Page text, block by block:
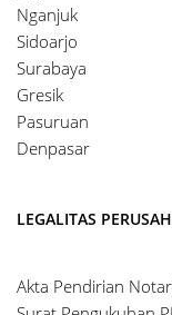
Nganjuk
Sidoarjo
Surabaya
Gresik
Pasuruan
Denpasar
LEGALITAS
Akta Pendirian